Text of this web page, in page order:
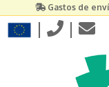
Gastos de
| |